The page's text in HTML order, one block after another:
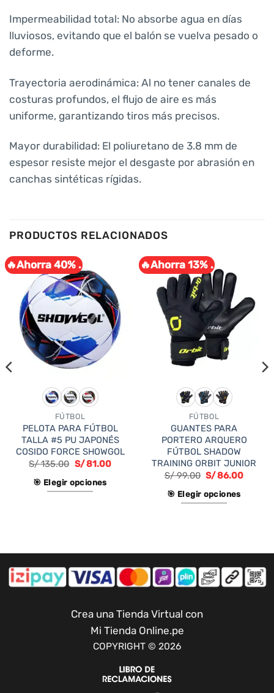
Impermeabilidad total: No absorbe agua en días
lluviosos, evitando que el balón se vuelva pesado o
deforme.
Trayectoria aerodinámica: Al no tener canales de
costuras profundos, el flujo de aire es más
uniforme, garantizando tiros más precisos.
Mayor durabilidad: El poliuretano de 3.8 mm de
espesor resiste mejor el desgaste por abrasión en
canchas sintéticas rígidas.
PRODUCTOS RELACIONADOS
🔥Ahorra 40% .
FÚTBOL
PELOTA PARA FÚTBOL
TALLA #5 PU JAPONÉS
COSIDO FORCE SHOWGOL
S/135.00 S/81.00
🎯 Elegir opciones
variantes.
Las
opciones
pueden
elegir
🔥Ahorra 13% .
FÚTBOL
GUANTES PARA
PORTERO ARQUERO
FÚTBOL SHADOW
TRAINING ORBIT JUNIOR
S/99.00 S/86.00
🎯 Elegir opciones
múltiples
variantes.
Las
Crea una Tienda Virtual con
Mi Tienda Online.pe
COPYRIGHT © 2026